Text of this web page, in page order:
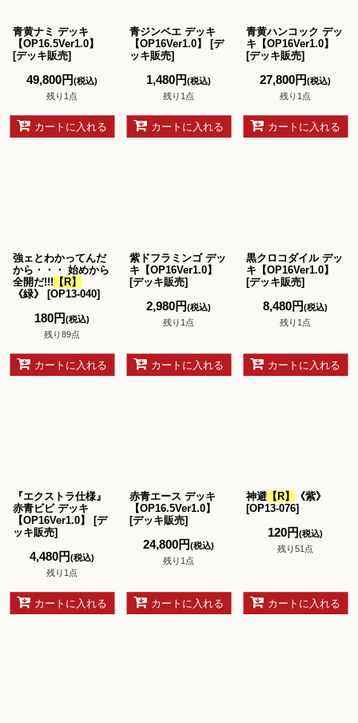
青黄ナミ デッキ
【OP16.5Ver1.0】
[デッキ販売]
49,800円(税込)
残り1点
カートに入れる
青ジンベエ デッキ
【OP16Ver1.0】
[デ
ッキ販売]
1,480円(税込)
残り1点
カートに入れる
青黄ハンコック デッ
キ【OP16Ver1.0】
[デッキ販売]
27,800円(税込)
残り1点
カートに入れる
強ェとわかってんだ
から・・・ 始めから
全開だ!!! 【R】
《緑》
[OP13-040]
180円(税込)
残り89点
カートに入れる
紫ドフラミンゴ デッ
キ【OP16Ver1.0】
[デッキ販売]
2,980円(税込)
残り1点
カートに入れる
黒クロコダイル デッ
キ【OP16Ver1.0】
[デッキ販売]
8,480円(税込)
残り1点
カートに入れる
『エクストラ仕様』
赤青ビビ デッキ
【OP16Ver1.0】
[デ
ッキ販売]
4,480円(税込)
残り1点
カートに入れる
赤青エース デッキ
【OP16.5Ver1.0】
[デッキ販売]
24,800円(税込)
残り1点
カートに入れる
神避【R】
《紫》
[OP13-076]
120円(税込)
残り51点
カートに入れる